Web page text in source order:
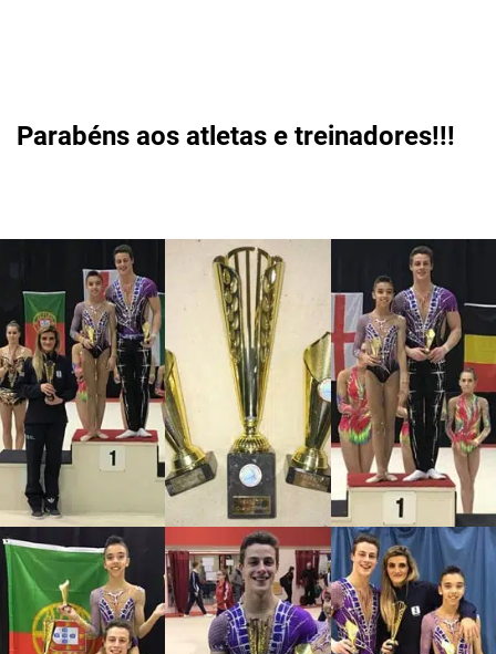
Parabéns aos atletas e treinadores!!!